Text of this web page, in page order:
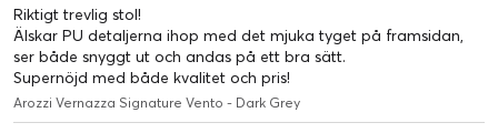
Riktigt trevlig stol!
Älskar PU detaljerna ihop med det mjuka tyget på framsidan,
ser både snyggt ut och andas på ett bra sätt.
Supernöjd med både kvalitet och pris!
Arozzi Vernazza Signature Vento - Dark Grey